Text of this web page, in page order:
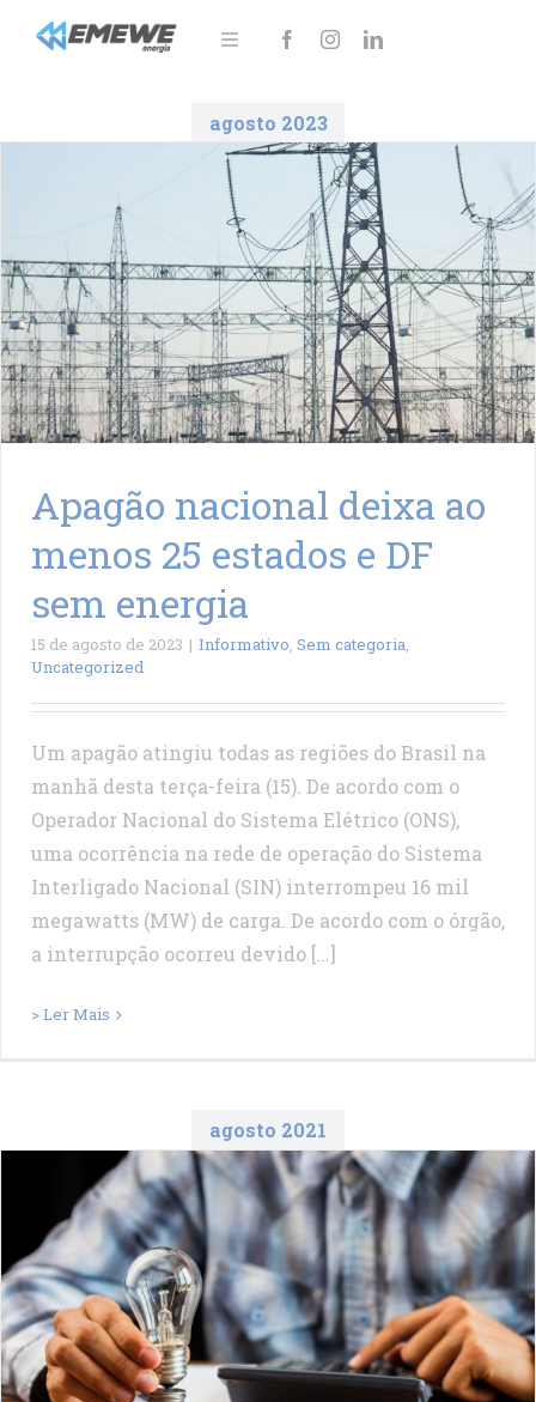
para
Toggle
Área do cliente
Fale Conosco!
agosto 2023
Apagão nacional deixa ao
menos 25 estados e DF
sem energia
15 de agosto de 2023 | Informativo, Sem categoria,
Uncategorized
Um apagão atingiu todas as regiões do Brasil na
manhã desta terça-feira (15). De acordo com o
Operador Nacional do Sistema Elétrico (ONS),
uma ocorrência na rede de operação do Sistema
Interligado Nacional (SIN) interrompeu 16 mil
megawatts (MW) de carga. De acordo com o órgão,
a interrupção ocorreu devido [...]
> Ler Mais
agosto 2021